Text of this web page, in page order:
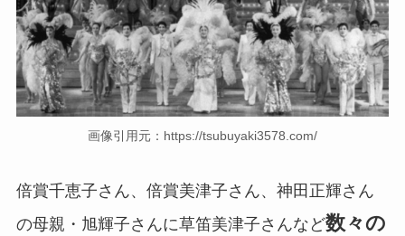
画像引用元：https://tsubuyaki3578.com/
倍賞千恵子さん、倍賞美津子さん、神田正輝さん
の母親・旭輝子さんに草笛美津子さんなど数々の